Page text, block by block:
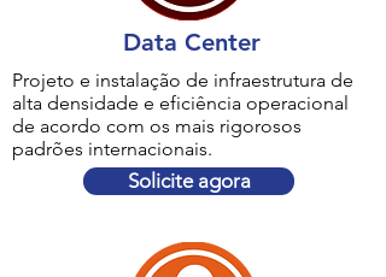
Data Center
Projeto e instalação de infraestrutura de
alta densidade e eficiência operacional
de acordo com os mais rigorosos
padrões internacionais.
Solicite agora